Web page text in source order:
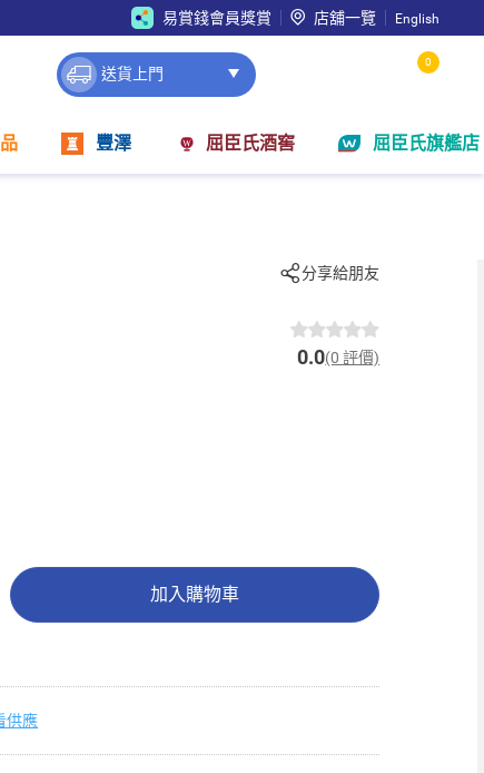
易賞錢會員獎賞 店舖一覽 English
送貨上門
0
豐澤 屈臣氏酒窖 屈臣氏旗艦店
分享給朋友
0.0(0 評價)
加入購物車
供應